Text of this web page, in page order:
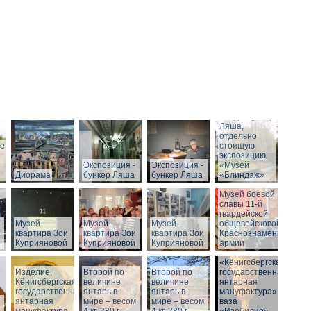
Диорама
Экспозиция -
бункер Ляша
Экспозиция -
бункер Ляша
Ляша,
отдельно
стоящую
экспозицию
«Музей
«Блиндаж»
Музей-
квартира Зои
Куприяновой
Музей-
квартира Зои
Куприяновой
Музей-
квартира Зои
Куприяновой
Музей боевой
славы 11-й
гвардейской
общевойсковой
Краснознаменной
армии
Изделие,
Кёнигсбергская
государственная
янтарная
Второй по
величине
янтарь в
мире – весом
Второй по
величине
янтарь в
мире – весом
«Кёнигсбергская
государственная
янтарная
мануфактура» -
ваза
Историческое
здание музея
-
Штадтхалле.